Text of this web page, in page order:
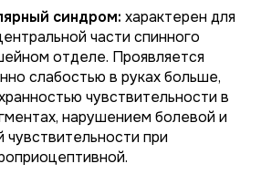
синдром: характерен для
части спинного
отделе. Проявляется
слабостью в руках больше,
чувствительности в
нарушением болевой и
чувствительности при